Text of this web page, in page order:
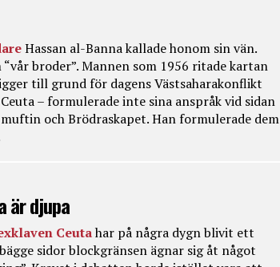
Hassan al-Banna kallade honom sin vän.
broder”. Mannen som 1956 ritade kartan
till grund för dagens Västsaharakonflikt
– formulerade inte sina anspråk vid sidan
och Brödraskapet. Han formulerade dem
är djupa
Ceutahar på några dygn blivit ett
sidor blockgränsen ägnar sig åt något